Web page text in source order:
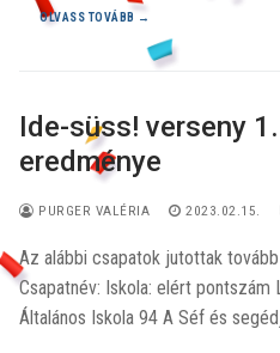
OLVASS TOVÁBB →
Ide-süss! verseny
eredménye
PURGER VALÉRIA 2023.02.15.
Az alábbi csapatok jutottak
Csapatnév: Iskola: elért
Általános Iskola 94 A Séf és